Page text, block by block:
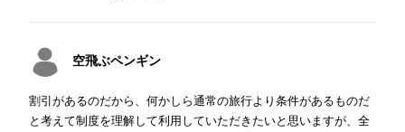
空飛ぶペンギン
割引があるのだから、何かしら通常の旅行より条件があるものだ
と考えて制度を理解して利用していただきたいと思いますが、全